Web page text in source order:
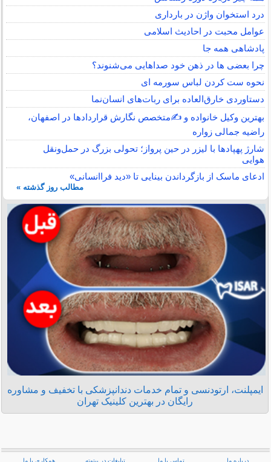
درد استخوان واژن در بارداری
عوامل محبت در احادیث اسلامى
پادشاهی همه جا
چرا بعضی ها در ذهن خود صداهایی می‌شنوند؟
نحوه ست کردن لباس سورمه ای
دستاوردی خارق‌العاده برای ربات‌های انسان‌نما
بهترین وکیل خانواده و ✍️متخصص نگارش قراردادها در اصفهان،
راضیه جمالی زواره
شارژ پهپادها با لیزر در حین پرواز؛ تحولی بزرگ در حمل‌ونقل
هوایی
ادعای ماسک از بازگرداندن بینایی تا «دید فراانسانی»
مطالب روز گذشته »
ایمپلنت، ارتودنسی و تمام خدمات دندانپزشکی با تخفیف و مشاوره
رایگان در بهترین کلینیک تهران
درباره ما تماس با ما تبلیغات در بیتوته همکاری با ما